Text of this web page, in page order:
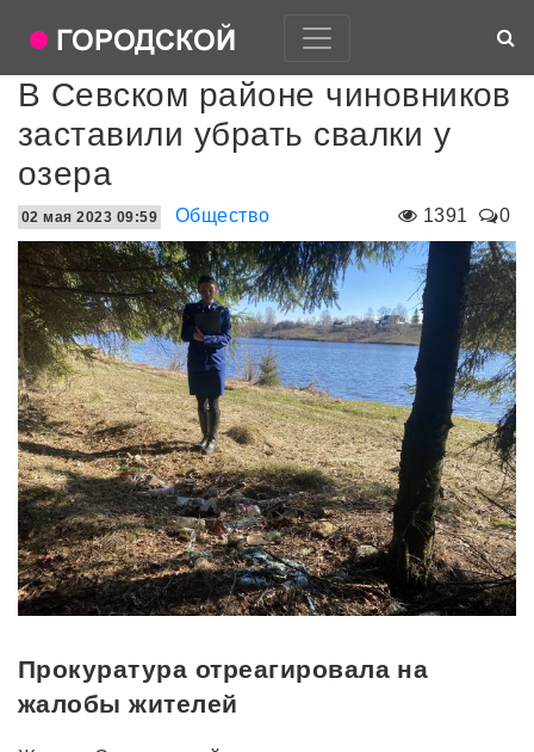
В Севском районе чиновников
заставили убрать свалки у
озера
1391 0
02 мая 2023 09:59 Общество
Прокуратура отреагировала на
жалобы жителей